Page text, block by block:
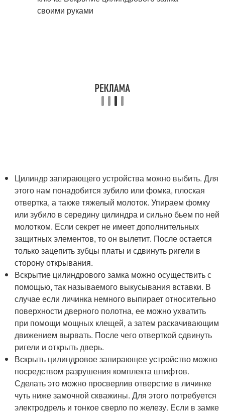
Цилиндр запирающего устройства можно выбить. Для
этого нам понадобится зубило или фомка, плоская
отвертка, а также тяжелый молоток. Упираем фомку
или зубило в середину цилиндра и сильно бьем по ней
молотком. Если секрет не имеет дополнительных
защитных элементов, то он вылетит. После остается
только зацепить зубцы платы и сдвинуть ригели в
сторону открывания.
Вскрытие цилиндрового замка можно осуществить с
помощью, так называемого выкусывания вставки. В
случае если личинка немного выпирает относительно
поверхности дверного полотна, ее можно ухватить
при помощи мощных клещей, а затем раскачивающим
движением вырвать. После чего отверткой сдвинуть
ригели и открыть дверь.
Вскрыть цилиндровое запирающее устройство можно
посредством разрушения комплекта штифтов.
Сделать это можно просверлив отверстие в личинке
чуть ниже замочной скважины. Для этого потребуется
электродрель и тонкое сверло по железу. Если в замке